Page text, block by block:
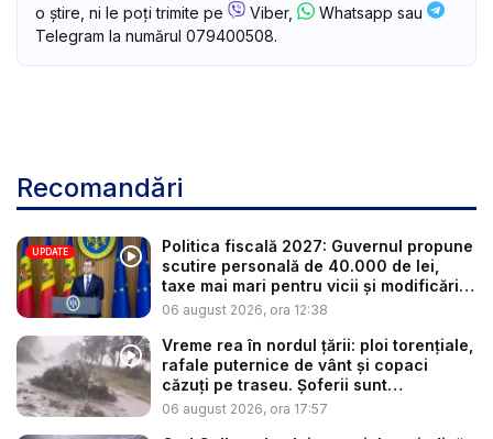
o știre, ni le poți trimite pe
Viber,
Whatsapp sau
Telegram la numărul 079400508.
Recomandări
UPDATE
Politica fiscală 2027: Guvernul propune
scutire personală de 40.000 de lei,
taxe mai mari pentru vicii și modificări
l...
06 august 2026, ora 12:38
Vreme rea în nordul țării: ploi torențiale,
rafale puternice de vânt și copaci
căzuți pe traseu. Șoferii sunt
îndemnaț...
06 august 2026, ora 17:57